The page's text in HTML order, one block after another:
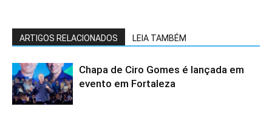
ARTIGOS RELACIONADOS LEIA TAMBÉM
Chapa de Ciro Gomes é lançada em
evento em Fortaleza